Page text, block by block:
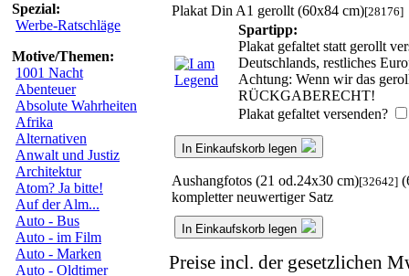
Spezial:
Werbe-Ratschläge
Motive/Themen:
1001 Nacht
Abenteuer
Absolute Wahrheiten
Afrika
Alternativen
Anwalt und Justiz
Architektur
Atom? Ja bitte!
Auf der Alm...
Auto - Bus
Auto - im Film
Auto - Marken
Auto - Oldtimer
Plakat Din A1 gerollt (60x84 cm)[28176]
Spartipp:
Plakat gefaltet statt gerollt
Deutschlands, restliches
Achtung: Wenn wir das
RÜCKGABERECHT!
Plakat gefaltet versenden?
In Einkaufskorb legen
Aushangfotos (21 od.24x30 cm)[32642]
kompletter neuwertiger Satz
In Einkaufskorb legen
Preise incl. der gesetzlichen